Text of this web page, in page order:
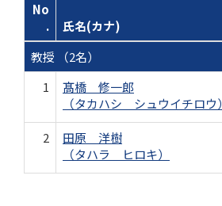
No
.
氏名(カナ)
教授 （2名）
1
髙橋 修一郎
（タカハシ シュウイチロウ）
2
田原 洋樹
（タハラ ヒロキ）